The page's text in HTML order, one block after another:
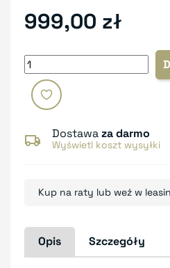
999,00 zł
Dostawaza darmo
Wyświetl koszt wysyłki
Kup na raty lub weź w
Opis Szczegóły